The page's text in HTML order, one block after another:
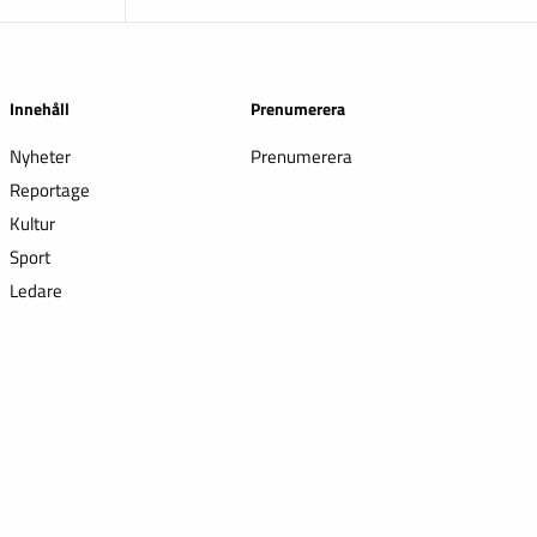
Innehåll
Nyheter
Reportage
Kultur
Sport
Ledare
Prenumerera
Prenumerera